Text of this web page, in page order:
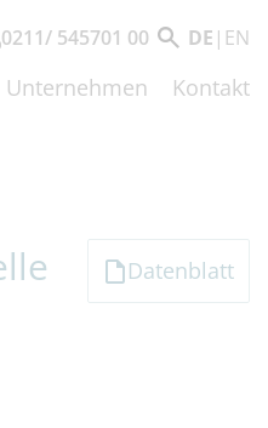
Unternehmen Kontakt
0211/ 545701 00 DE | EN
Datenblatt